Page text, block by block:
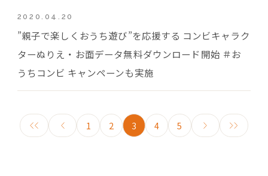
2020.04.20
”親子で楽しくおうち遊び”を応援する コンビキャラク
ターぬりえ・お面データ無料ダウンロード開始 ＃お
うちコンビ キャンペーンも実施
1 2 3 4 5